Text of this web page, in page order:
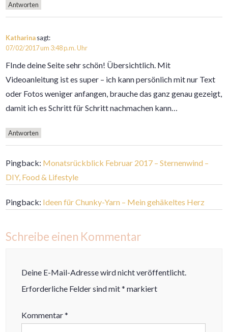
Antworten
Katharinasagt:
07/02/2017 um 3:48 p.m. Uhr
FInde deine Seite sehr schön! Übersichtlich. Mit
Videoanleitung ist es super – ich kann persönlich mit nur Text
oder Fotos weniger anfangen, brauche das ganz genau gezeigt,
damit ich es Schritt für Schritt nachmachen kann…
Antworten
Pingback: Monatsrückblick Februar 2017 – Sternenwind –
DIY, Food & Lifestyle
Pingback: Ideen für Chunky-Yarn – Mein gehäkeltes Herz
Schreibe einen Kommentar
Deine E-Mail-Adresse wird nicht veröffentlicht.
Erforderliche Felder sind mit* markiert
Kommentar*